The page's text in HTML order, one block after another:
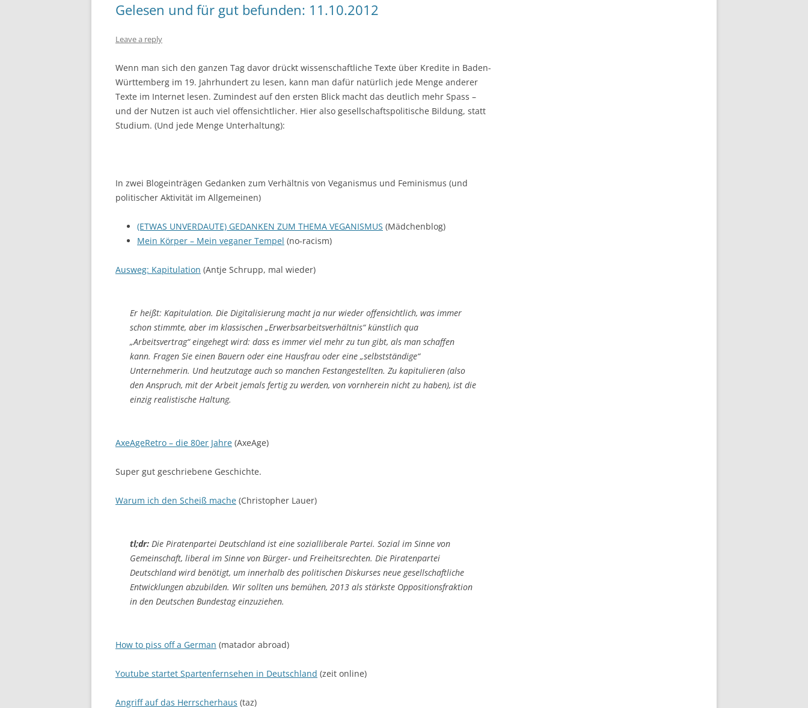
Gelesen und für gut befunden: 11.10.2012
Leave a reply
Wenn man sich den ganzen Tag davor drückt wissenschaftliche Texte über Kredite in Baden-
Württemberg im 19. Jahrhundert zu lesen, kann man dafür natürlich jede Menge anderer
Texte im Internet lesen. Zumindest auf den ersten Blick macht das deutlich mehr Spass –
und der Nutzen ist auch viel offensichtlicher. Hier also gesellschaftspolitische Bildung, statt
Studium. (Und jede Menge Unterhaltung):
In zwei Blogeinträgen Gedanken zum Verhältnis von Veganismus und Feminismus (und
politischer Aktivität im Allgemeinen)
(ETWAS UNVERDAUTE) GEDANKEN ZUM THEMA VEGANISMUS (Mädchenblog)
Mein Körper – Mein veganer Tempel (no-racism)
Ausweg: Kapitulation (Antje Schrupp, mal wieder)
Er heißt: Kapitulation. Die Digitalisierung macht ja nur wieder offensichtlich, was immer
schon stimmte, aber im klassischen „Erwerbsarbeitsverhältnis“ künstlich qua
„Arbeitsvertrag“ eingehegt wird: dass es immer viel mehr zu tun gibt, als man schaffen
kann. Fragen Sie einen Bauern oder eine Hausfrau oder eine „selbstständige“
Unternehmerin. Und heutzutage auch so manchen Festangestellten. Zu kapitulieren (also
den Anspruch, mit der Arbeit jemals fertig zu werden, von vornherein nicht zu haben), ist die
einzig realistische Haltung.
AxeAgeRetro – die 80er Jahre (AxeAge)
Super gut geschriebene Geschichte.
Warum ich den Scheiß mache (Christopher Lauer)
tl;dr: Die Piratenpartei Deutschland ist eine sozialliberale Partei. Sozial im Sinne von
Gemeinschaft, liberal im Sinne von Bürger- und Freiheitsrechten. Die Piratenpartei
Deutschland wird benötigt, um innerhalb des politischen Diskurses neue gesellschaftliche
Entwicklungen abzubilden. Wir sollten uns bemühen, 2013 als stärkste Oppositionsfraktion
in den Deutschen Bundestag einzuziehen.
How to piss off a German (matador abroad)
Youtube startet Spartenfernsehen in Deutschland (zeit online)
Angriff auf das Herrscherhaus (taz)